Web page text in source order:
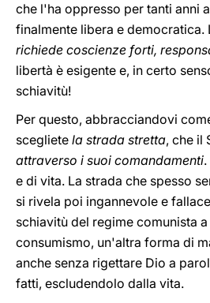
che l'ha oppresso per tanti anni
finalmente libera e democratica.
richiede coscienze forti,
libertà è esigente e, in certo
schiavitù!
Per questo, abbracciandovi
scegliete la strada stretta, che il
attraverso i suoi comandamenti
e di vita. La strada che spesso
si rivela poi ingannevole e
schiavitù del regime comunista
consumismo, un'altra forma di
anche senza rigettare Dio a
fatti, escludendolo dalla vita.